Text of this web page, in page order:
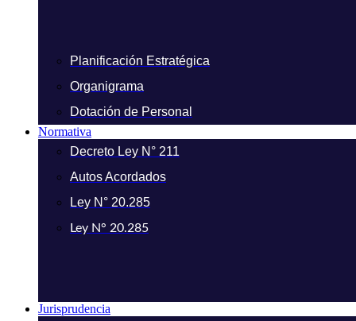
Planificación Estratégica
Organigrama
Dotación de Personal
Normativa
Decreto Ley N° 211
Autos Acordados
Ley N° 20.285
Ley N° 20.285
Jurisprudencia